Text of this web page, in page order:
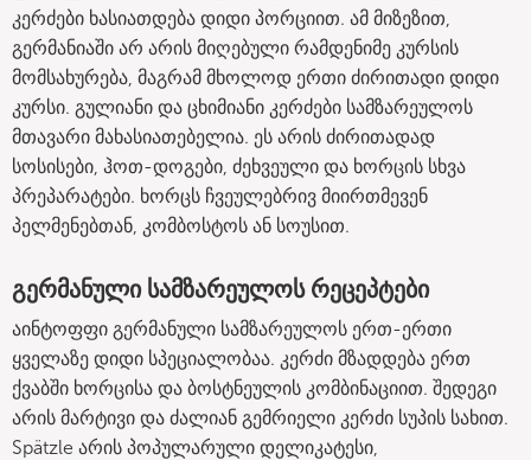
კერძები ხასიათდება დიდი პორციით. ამ მიზეზით,
გერმანიაში არ არის მიღებული რამდენიმე კურსის
მომსახურება, მაგრამ მხოლოდ ერთი ძირითადი დიდი
კურსი. გულიანი და ცხიმიანი კერძები სამზარეულოს
მთავარი მახასიათებელია. ეს არის ძირითადად
სოსისები, ჰოთ-დოგები, ძეხვეული და ხორცის სხვა
პრეპარატები. ხორცს ჩვეულებრივ მიირთმევენ
პელმენებთან, კომბოსტოს ან სოუსით.
გერმანული სამზარეულოს რეცეპტები
აინტოფფი გერმანული სამზარეულოს ერთ-ერთი
ყველაზე დიდი სპეციალობაა. კერძი მზადდება ერთ
ქვაბში ხორცისა და ბოსტნეულის კომბინაციით. შედეგი
არის მარტივი და ძალიან გემრიელი კერძი სუპის სახით.
Spätzle არის პოპულარული დელიკატესი,